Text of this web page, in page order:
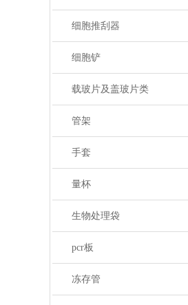
细胞推刮器
细胞铲
载玻片及盖玻片类
管架
手套
量杯
生物处理袋
pcr板
冻存管